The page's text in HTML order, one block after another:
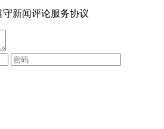
新闻评论服务协议